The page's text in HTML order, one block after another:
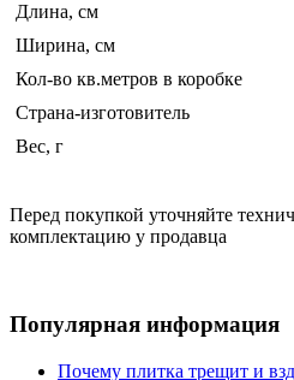
Длина, см
Ширина, см
Кол-во кв.метров в коробке
Страна-изготовитель
Вес, г
Перед покупкой уточняйте
комплектацию у продавца
Популярная информация
Почему плитка трещит и